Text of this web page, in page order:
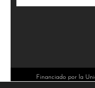
Financiado por la